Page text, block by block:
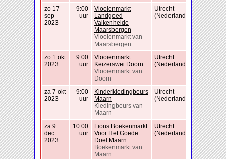
zo 17
sep
2023
9:00
uur
Vlooienmarkt
Landgoed
Valkenheide
Maarsbergen
Vlooienmarkt van
Maarsbergen
Utrecht
(Nederland)
zo 1 okt
2023
9:00
uur
Vlooienmarkt
Keizerswei Doorn
Vlooienmarkt van
Doorn
Utrecht
(Nederland)
za 7 okt
2023
9:00
uur
Kinderkledingbeurs
Maarn
Kledingbeurs van
Maarn
Utrecht
(Nederland)
za 9
dec
2023
10:00
uur
Lions Boekenmarkt
Voor Het Goede
Doel Maarn
Boekenmarkt van
Maarn
Utrecht
(Nederland)